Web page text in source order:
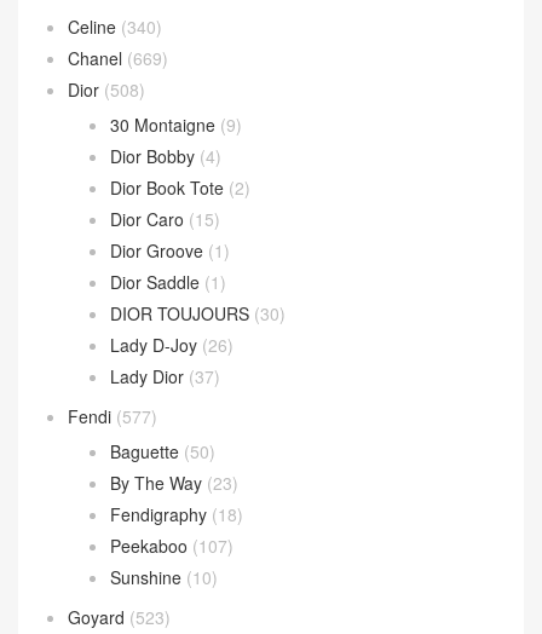
Celine (340)
Chanel (669)
Dior (508)
30 Montaigne (9)
Dior Bobby (4)
Dior Book Tote (2)
Dior Caro (15)
Dior Groove (1)
Dior Saddle (1)
DIOR TOUJOURS (30)
Lady D-Joy (26)
Lady Dior (37)
Fendi (577)
Baguette (50)
By The Way (23)
Fendigraphy (18)
Peekaboo (107)
Sunshine (10)
Goyard (523)